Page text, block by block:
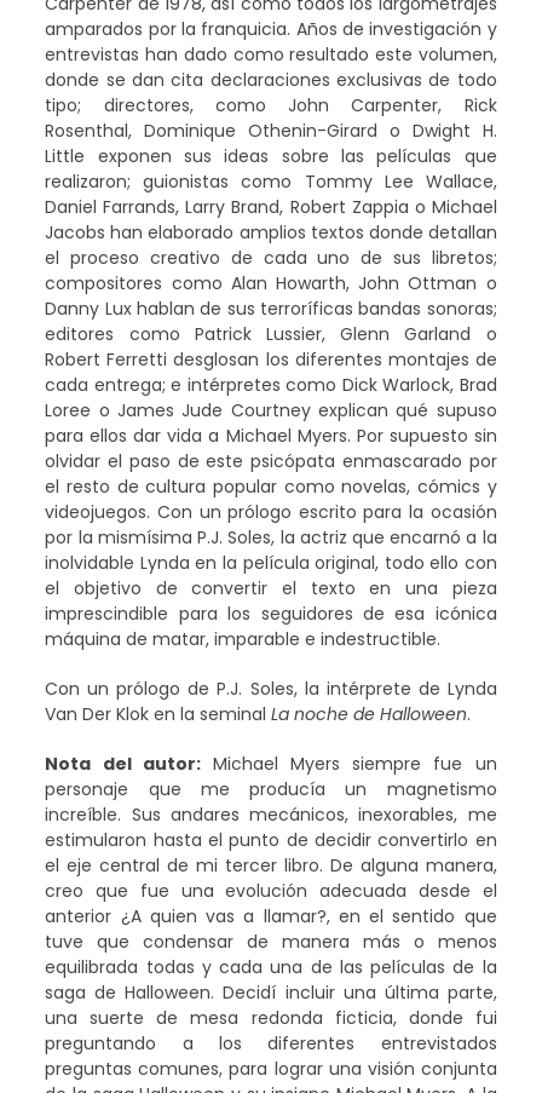
amparados por la franquicia. Años de investigación y
entrevistas han dado como resultado este volumen,
donde se dan cita declaraciones exclusivas de todo
tipo; directores, como John Carpenter, Rick
Rosenthal, Dominique Othenin-Girard o Dwight H.
Little exponen sus ideas sobre las películas que
realizaron; guionistas como Tommy Lee Wallace,
Daniel Farrands, Larry Brand, Robert Zappia o Michael
Jacobs han elaborado amplios textos donde detallan
el proceso creativo de cada uno de sus libretos;
compositores como Alan Howarth, John Ottman o
Danny Lux hablan de sus terroríficas bandas sonoras;
editores como Patrick Lussier, Glenn Garland o
Robert Ferretti desglosan los diferentes montajes de
cada entrega; e intérpretes como Dick Warlock, Brad
Loree o James Jude Courtney explican qué supuso
para ellos dar vida a Michael Myers. Por supuesto sin
olvidar el paso de este psicópata enmascarado por
el resto de cultura popular como novelas, cómics y
videojuegos. Con un prólogo escrito para la ocasión
por la mismísima P.J. Soles, la actriz que encarnó a la
inolvidable Lynda en la película original, todo ello con
el objetivo de convertir el texto en una pieza
imprescindible para los seguidores de esa icónica
máquina de matar, imparable e indestructible.
Con un prólogo de P.J. Soles, la intérprete de Lynda
Van Der Klok en la seminalLa noche de Halloween.
Nota del autor:Michael Myers siempre fue un
personaje que me producía un magnetismo
increíble. Sus andares mecánicos, inexorables, me
estimularon hasta el punto de decidir convertirlo en
el eje central de mi tercer libro. De alguna manera,
creo que fue una evolución adecuada desde el
anterior ¿A quien vas a llamar?, en el sentido que
tuve que condensar de manera más o menos
equilibrada todas y cada una de las películas de la
saga de Halloween. Decidí incluir una última parte,
una suerte de mesa redonda ficticia, donde fui
preguntando a los diferentes entrevistados
preguntas comunes, para lograr una visión conjunta